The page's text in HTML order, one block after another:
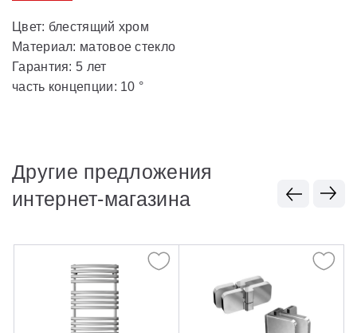
Цвет: блестящий хром
Материал: матовое стекло
Гарантия: 5 лет
часть концепции: 10 °
Другие предложения
интернет-магазина